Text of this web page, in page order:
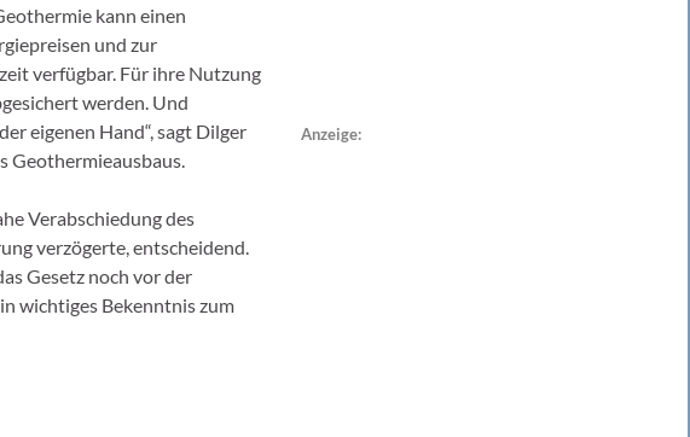
kann einen
und zur
verfügbar. Für ihre Nutzung
werden. Und
eigenen Hand“, sagt Dilger
Geothermieausbaus.
Verabschiedung des
verzögerte, entscheidend.
Gesetz noch vor der
wichtiges Bekenntnis zum
Anzeige: